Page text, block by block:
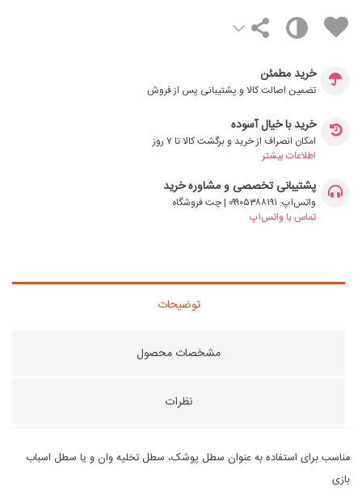
خرید مطمئن
تضمین اصالت کالا و پشتیبانی پس از فروش
خرید با خیال آسوده
امکان انصراف از خرید و برگشت کالا تا ۷ روز
اطلاعات بیشتر
پشتیبانی تخصصی و مشاوره خرید
واتس‌اپ: ۰۹۹۰۵۳۸۸۱۹۱ | چت فروشگاه
تماس با واتس‌اپ
توضیحات
مشخصات محصول
نظرات
مناسب برای استفاده به عنوان سطل پوشک، سطل تخلیه وان و یا سطل اسباب
بازی